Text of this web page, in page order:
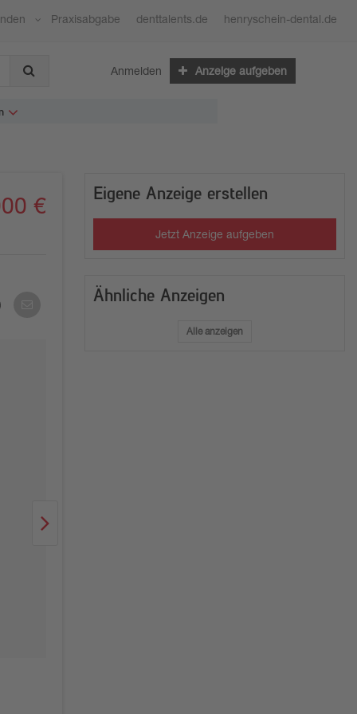
Praxisabgabe denttalents.de henryschein-dental.de
Anmelden Anzeige aufgeben
Eigene Anzeige erstellen
Jetzt Anzeige aufgeben
Ähnliche Anzeigen
Alle anzeigen
€